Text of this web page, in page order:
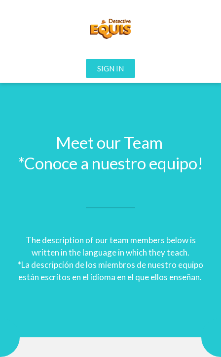
SIGN IN
Meet our Team
*Conoce a nuestro equipo!
The description of our team members below is
written in the language in which they teach.
*La descripción de los miembros de nuestro equipo
están escritos en el idioma en el que ellos enseñan.